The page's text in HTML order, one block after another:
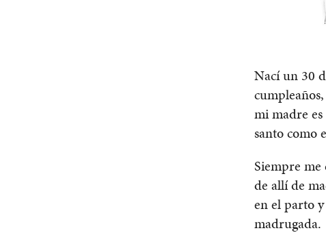
Nací un 30
mi madre
santo como
Siempre me
de allí de
en el parto
madrugada.